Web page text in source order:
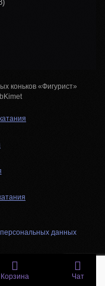
коньков «Фигурист»
данных
Корзина Чат